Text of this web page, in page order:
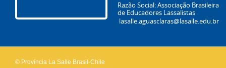
Razão Social: Associação Brasileira
de Educadores Lassalistas
lasalle.aguasclaras@lasalle.edu.br
© Província La Salle Brasil-Chile